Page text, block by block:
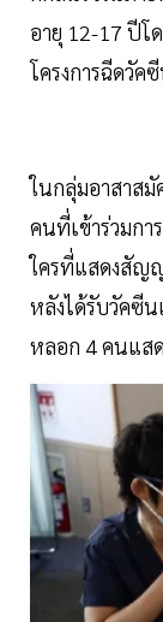
อายุ 12-17 ปีโ
โครงการฉีดวัค
ในกลุ่มอาสาสมั
คนที่เข้าร่วมกา
ใครที่แสดงสัญ
หลังได้รับวัคซี
หลอก 4 คนแสด